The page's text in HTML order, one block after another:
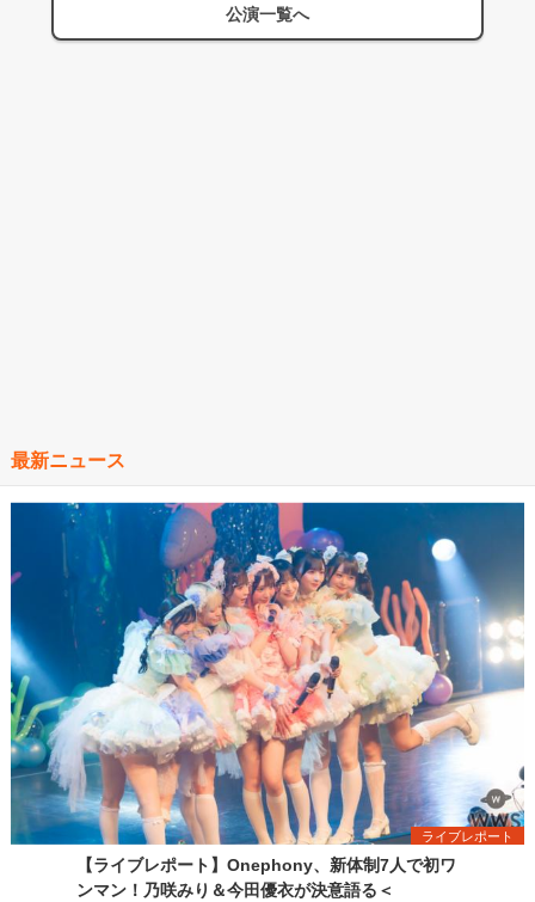
公演一覧へ
最新ニュース
ライブレポート
【ライブレポート】Onephony、新体制7人で初ワ
ンマン！乃咲みり＆今田優衣が決意語る＜